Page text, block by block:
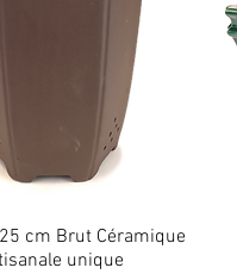
cm Brut Céramique
unique